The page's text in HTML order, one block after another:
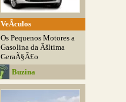
VeÃ­culos
Os Pequenos Motores a
Gasolina da Ãšltima
GeraÃ§Ã£o
Buzina